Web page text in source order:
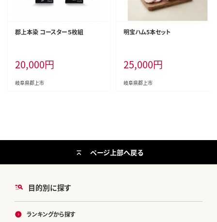
郡上本染 コースター５枚組
20,000円
岐阜県郡上市
明宝ハム5本セット
25,000円
岐阜県郡上市
目的別に探す
ランキングから探す
ページ上部へ戻る